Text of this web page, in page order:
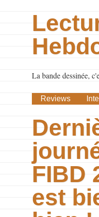
La bande dessinée,
Reviews
FIBD
est